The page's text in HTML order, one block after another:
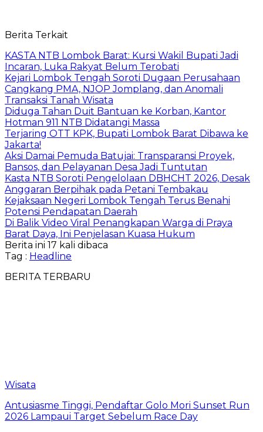
Berita Terkait
KASTA NTB Lombok Barat: Kursi Wakil Bupati Jadi
Incaran, Luka Rakyat Belum Terobati
Kejari Lombok Tengah Soroti Dugaan Perusahaan
Cangkang PMA, NJOP Jomplang, dan Anomali
Transaksi Tanah Wisata
Diduga Tahan Duit Bantuan ke Korban, Kantor
Hotman 911 NTB Didatangi Massa
Terjaring OTT KPK, Bupati Lombok Barat Dibawa ke
Jakarta!
Aksi Damai Pemuda Batujai: Transparansi Proyek,
Bansos, dan Pelayanan Desa Jadi Tuntutan
Kasta NTB Soroti Pengelolaan DBHCHT 2026, Desak
Anggaran Berpihak pada Petani Tembakau
Kejaksaan Negeri Lombok Tengah Terus Benahi
Potensi Pendapatan Daerah
Di Balik Video Viral Penangkapan Warga di Praya
Barat Daya, Ini Penjelasan Kuasa Hukum
Berita ini 17 kali dibaca
Tag : Headline
BERITA TERBARU
Wisata
Antusiasme Tinggi, Pendaftar Golo Mori Sunset Run
2026 Lampaui Target Sebelum Race Day